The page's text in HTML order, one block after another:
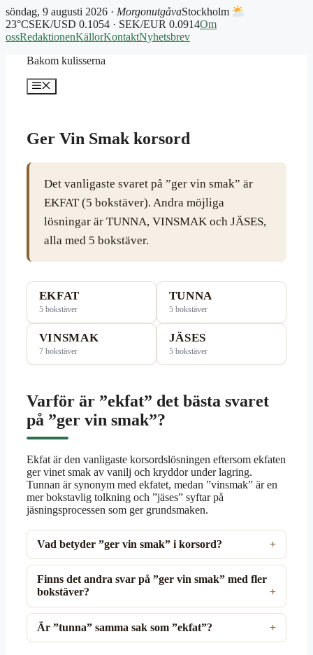
söndag, 9 augusti 2026 · MorgonutgåvaStockholm
23°CSEK/USD 0.1054 · SEK/EUR 0.0914Om
ossRedaktionenKällorKontaktNyhetsbrev
Bakom kulisserna
Meny
Ger Vin Smak korsord
Det vanligaste svaret på ”ger vin smak” är
EKFAT (5 bokstäver). Andra möjliga
lösningar är TUNNA, VINSMAK och JÄSES,
alla med 5 bokstäver.
EKFAT
5 bokstäver
TUNNA
5 bokstäver
VINSMAK
7 bokstäver
JÄSES
5 bokstäver
Varför är ”ekfat” det bästa svaret
på ”ger vin smak”?
Ekfat är den vanligaste korsordslösningen eftersom ekfaten
ger vinet smak av vanilj och kryddor under lagring.
Tunnan är synonym med ekfatet, medan ”vinsmak” är en
mer bokstavlig tolkning och ”jäses” syftar på
jäsningsprocessen som ger grundsmaken.
Vad betyder ”ger vin smak” i korsord?
Finns det andra svar på ”ger vin smak” med fler
bokstäver?
Är ”tunna” samma sak som ”ekfat”?